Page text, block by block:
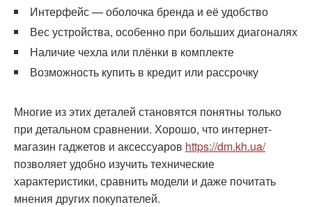
Интерфейс — оболочка бренда и её удобство
Вес устройства, особенно при больших диагоналях
Наличие чехла или плёнки в комплекте
Возможность купить в кредит или рассрочку
Многие из этих деталей становятся понятны только
при детальном сравнении. Хорошо, что интернет-
магазин гаджетов и аксессуаров https://dm.kh.ua/
позволяет удобно изучить технические
характеристики, сравнить модели и даже почитать
мнения других покупателей.